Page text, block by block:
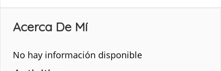
Acerca De Mí
No hay información disponible